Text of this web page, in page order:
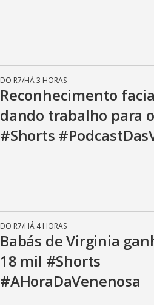
DO R7/HÁ 3 HORAS
Reconhecimento
dando trabalho para
#Shorts
DO R7/HÁ 4 HORAS
Babás de Virginia
18 mil #Shorts
#AHoraDaVenenosa